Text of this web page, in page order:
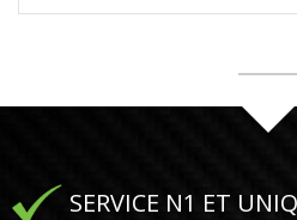
SERVICE N1 ET